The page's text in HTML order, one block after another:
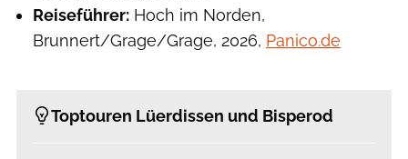
Reiseführer: Hoch im Norden,
Brunnert/Grage/Grage, 2026, Panico.de
Toptouren Lüerdissen und Bisperod